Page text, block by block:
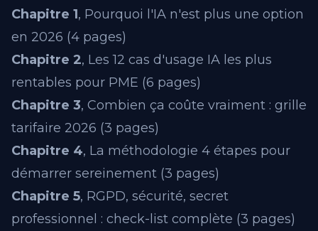
Chapitre 1, Pourquoi l'IA n'est plus une option
en 2026 (4 pages)
Chapitre 2, Les 12 cas d'usage IA les plus
rentables pour PME (6 pages)
Chapitre 3, Combien ça coûte vraiment : grille
tarifaire 2026 (3 pages)
Chapitre 4, La méthodologie 4 étapes pour
démarrer sereinement (3 pages)
Chapitre 5, RGPD, sécurité, secret
professionnel : check-list complète (3 pages)